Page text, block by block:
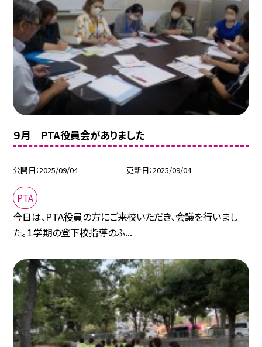
９月 PTA役員会がありました
公開日 2025/09/04 更新日 2025/09/04
PTA
今日は、PTA役員の方にご来校いただき、会議を行いまし
た。１学期の登下校指導のふ...